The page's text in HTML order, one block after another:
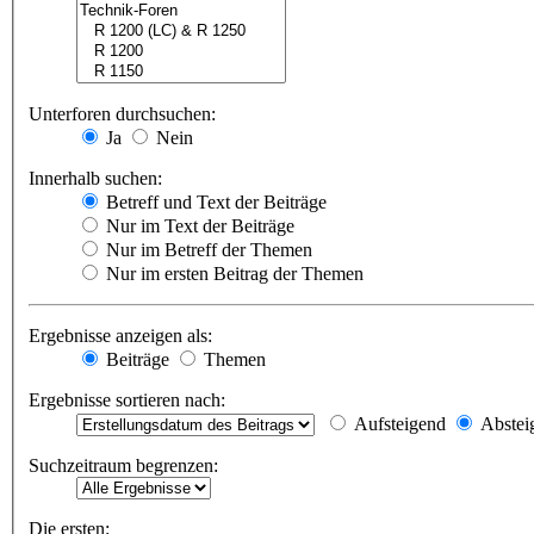
Unterforen durchsuchen:
Ja
Nein
Innerhalb suchen:
Betreff und Text der Beiträge
Nur im Text der Beiträge
Nur im Betreff der Themen
Nur im ersten Beitrag der Themen
Ergebnisse anzeigen als:
Beiträge
Themen
Ergebnisse sortieren nach:
Aufsteigend
Suchzeitraum begrenzen:
Die ersten: